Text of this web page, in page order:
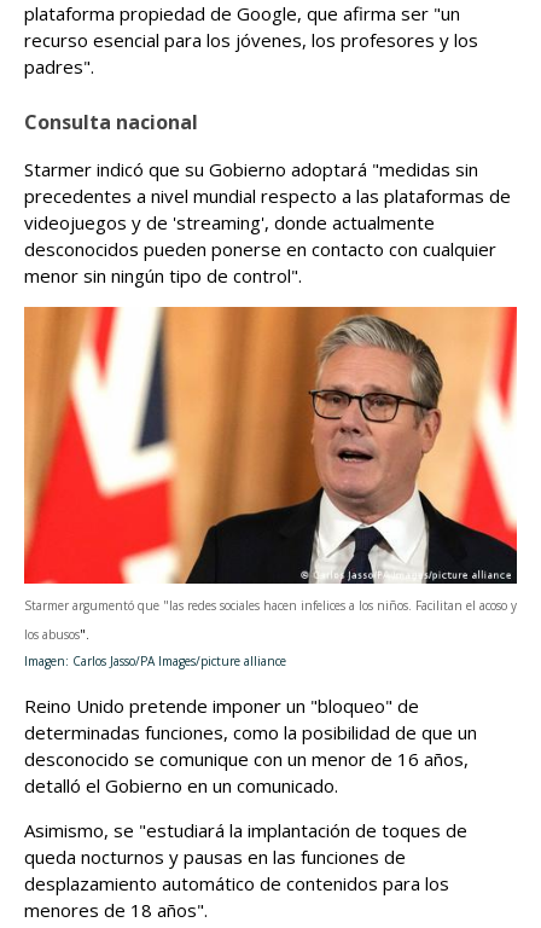
plataforma propiedad de Google, que afirma ser "un
recurso esencial para los jóvenes, los profesores y los
padres".
Consulta nacional
Starmer indicó que su Gobierno adoptará "medidas sin
precedentes a nivel mundial respecto a las plataformas de
videojuegos y de 'streaming', donde actualmente
desconocidos pueden ponerse en contacto con cualquier
menor sin ningún tipo de control".
Starmer argumentó que "las redes sociales hacen infelices a los niños. Facilitan el acoso y
los abusos".
Imagen: Carlos Jasso/PA Images/picture alliance
Reino Unido pretende imponer un "bloqueo" de
determinadas funciones, como la posibilidad de que un
desconocido se comunique con un menor de 16 años,
detalló el Gobierno en un comunicado.
Asimismo, se "estudiará la implantación de toques de
queda nocturnos y pausas en las funciones de
desplazamiento automático de contenidos para los
menores de 18 años".